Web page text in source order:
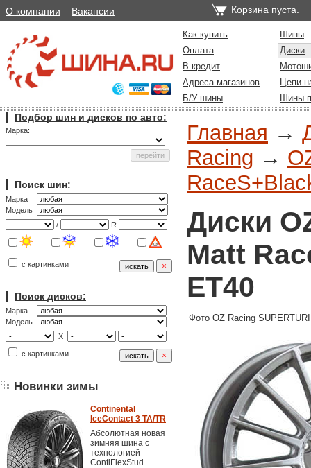
О компании Вакансии Корзина пуста.
Как купить
Шины
Оплата
Диски
В кредит
Адреса магазинов
Цепи
Б/У шины
Шины
Подбор шин и дисков по авто:
Марка:
Поиск шин:
Марка
Модель
/
R
с картинками
Поиск дисков:
Марка
Модель
X
с картинками
Новинки зимы
Continental
IceContact 3 TA/TR
Абсолютная новая
зимняя шина с
технологией
ContiFlexStud.
Главная →
Racing →
Диски
Matt
ET40
Фото OZ Racing